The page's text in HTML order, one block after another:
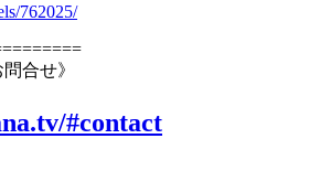
762025/
合せ》
#contact